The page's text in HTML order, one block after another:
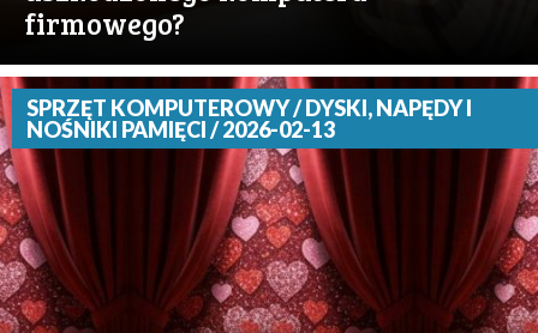
firmowego?
SPRZĘT KOMPUTEROWY / DYSKI, NAPĘDY I
NOŚNIKI PAMIĘCI / 2026-02-13